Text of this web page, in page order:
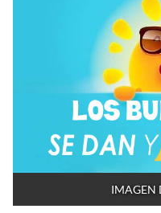
IMAGEN